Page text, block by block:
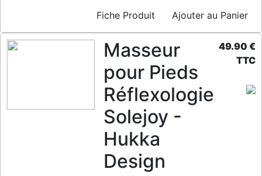
Fiche Produit Ajouter au Panier
Masseur
pour Pieds
Réflexologie
Solejoy -
Hukka
Design
49.90 €
TTC